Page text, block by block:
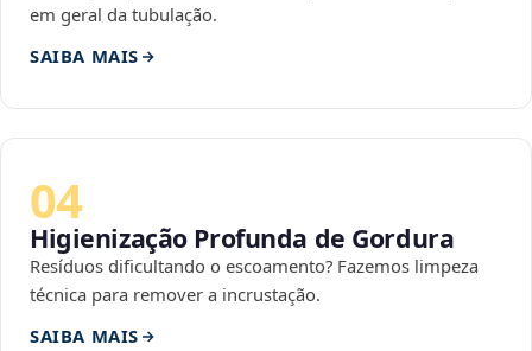
em geral da tubulação.
SAIBA MAIS
04
Higienização Profunda de Gordura
Resíduos dificultando o escoamento? Fazemos limpeza
técnica para remover a incrustação.
SAIBA MAIS